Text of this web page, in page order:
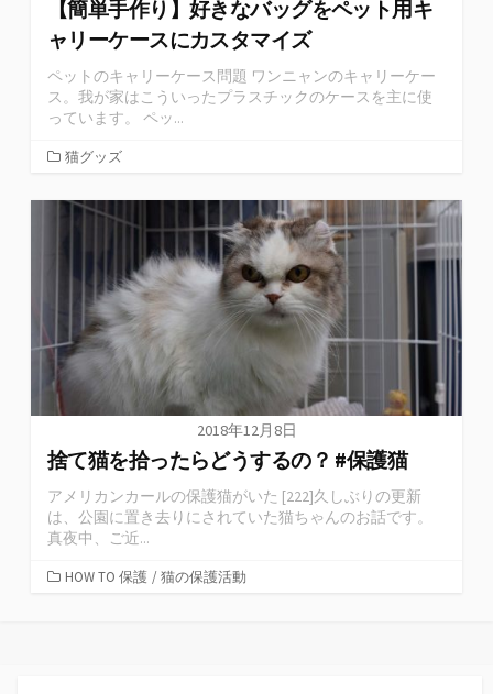
【簡単手作り】好きなバッグをペット用キ
ャリーケースにカスタマイズ
ペットのキャリーケース問題 ワンニャンのキャリーケー
ス。我が家はこういったプラスチックのケースを主に使
っています。 ペッ...
猫グッズ
2018年12月8日
捨て猫を拾ったらどうするの？ #保護猫
アメリカンカールの保護猫がいた [222]久しぶりの更新
は、公園に置き去りにされていた猫ちゃんのお話です。
真夜中、ご近...
HOW TO 保護 / 猫の保護活動